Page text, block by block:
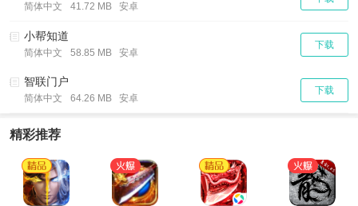
简体中文 41.72 MB 安卓
小帮知道
简体中文 58.85 MB 安卓
下载
智联门户
简体中文 64.26 MB 安卓
下载
精彩推荐